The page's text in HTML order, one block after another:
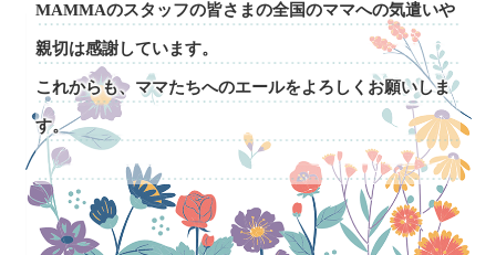
MAMMAのスタッフの皆さまの全国のママへの気遣いや
親切は感謝しています。
これからも、ママたちへのエールをよろしくお願いしま
す。